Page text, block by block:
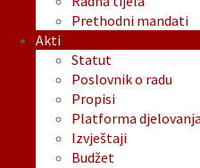
Prethodni mandati
Akti
Statut
Poslovnik o radu
Propisi
Platforma
Izvještaji
Budžet